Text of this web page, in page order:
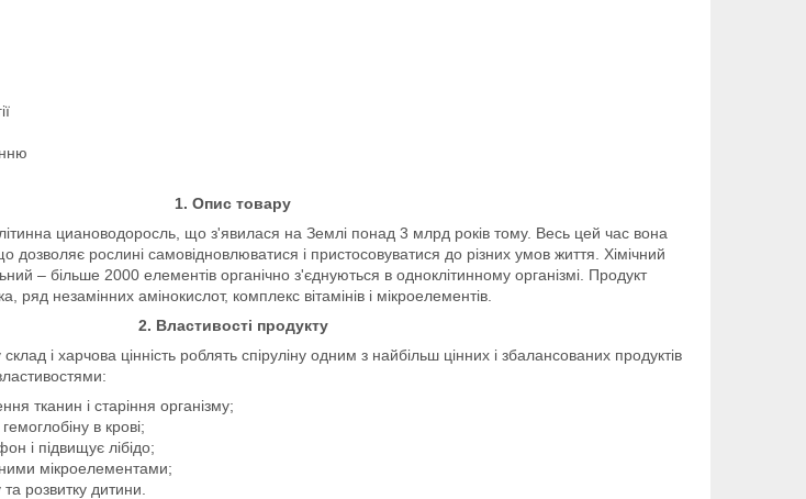
1. Опис товару
циановодоросль, що з'явилася на Землі понад 3 млрд років тому. Весь цей час вона
дозволяє рослині самовідновлюватися і пристосовуватися до різних умов життя. Хімічний
– більше 2000 елементів органічно з'єднуються в одноклітинному організмі. Продукт
ряд незамінних амінокислот, комплекс вітамінів і мікроелементів.
2. Властивості продукту
і харчова цінність роблять спіруліну одним з найбільш цінних і збалансованих продуктів
тканин і старіння організму;
в крові;
і підвищує лібідо;
мікроелементами;
розвитку дитини.